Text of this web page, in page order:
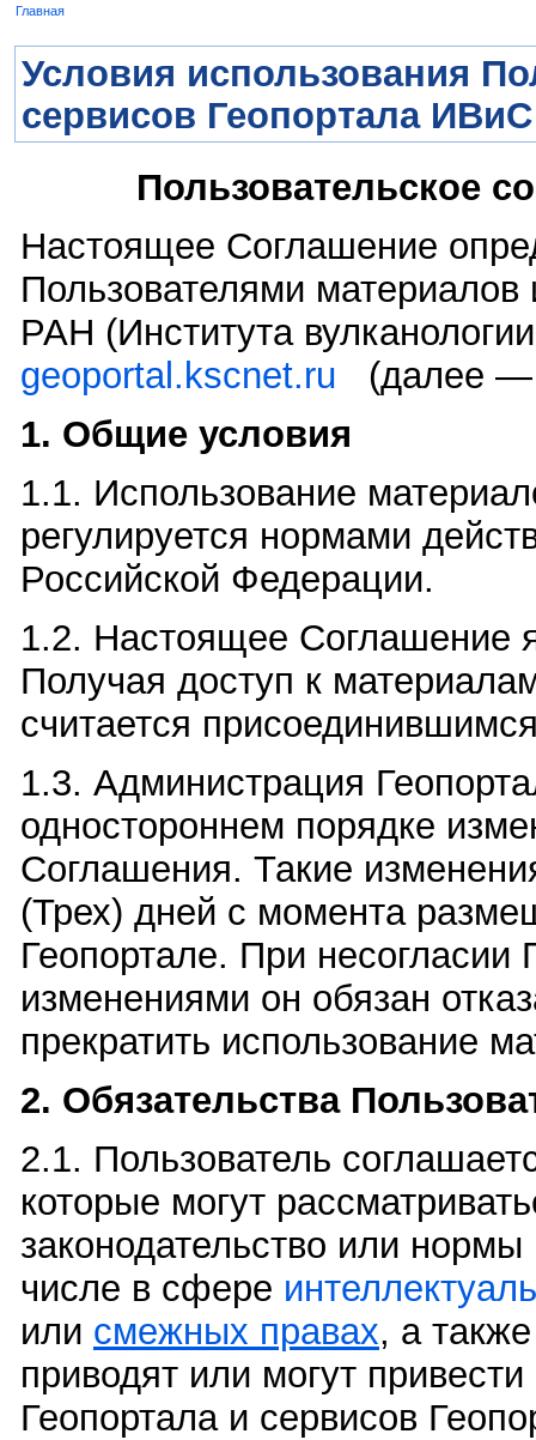
Главная
Условия использования
сервисов Геопортала
Пользовательское
Настоящее Соглашение
Пользователями
РАН (Института
geoportal.kscnet.ru (далее —
1. Общие условия
1.1. Использование
регулируется нормами
Российской Федерации.
1.2. Настоящее Соглашение
Получая доступ к
считается
1.3. Администрация
одностороннем порядке
Соглашения. Такие
(Трех) дней с момента
Геопортале. При
изменениями он обязан
прекратить использование
2. Обязательства
2.1. Пользователь
которые могут
законодательство или
числе в сфере
или смежных правах, а
приводят или могут
Геопортала и сервисов